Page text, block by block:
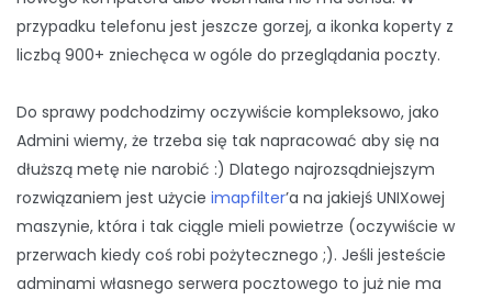
przypadku telefonu jest jeszcze gorzej, a ikonka koperty z
liczbą 900+ zniechęca w ogóle do przeglądania poczty.
Do sprawy podchodzimy oczywiście kompleksowo, jako
Admini wiemy, że trzeba się tak napracować aby się na
dłuższą metę nie narobić :) Dlatego najrozsądniejszym
rozwiązaniem jest użycie imapfilter’a na jakiejś UNIXowej
maszynie, która i tak ciągle mieli powietrze (oczywiście w
przerwach kiedy coś robi pożytecznego ;). Jeśli jesteście
adminami własnego serwera pocztowego to już nie ma